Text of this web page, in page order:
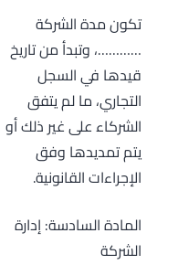
تكون مدة الشركة
…………، وتبدأ من تاريخ
قيدها في السجل
التجاري، ما لم يتفق
الشركاء على غير ذلك أو
يتم تمديدها وفق
الإجراءات القانونية.
المادة السادسة: إدارة
الشركة